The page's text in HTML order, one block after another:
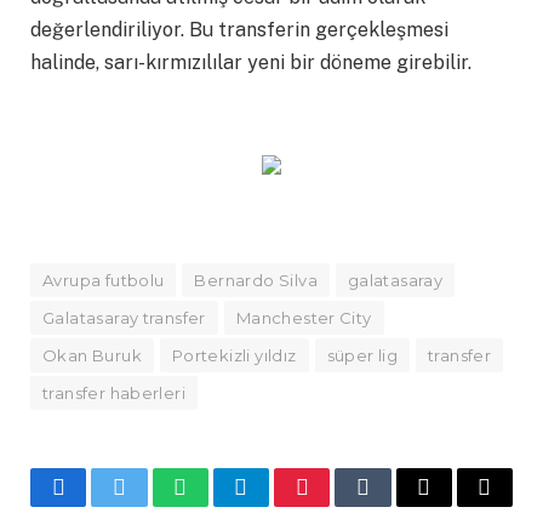
değerlendiriliyor. Bu transferin gerçekleşmesi
halinde, sarı-kırmızılılar yeni bir döneme girebilir.
Avrupa futbolu Bernardo Silva
galatasaray
Galatasaray transfer
Manchester City
Okan Buruk
Portekizli yıldız süper lig
transfer
transfer haberleri
FacebookTwitterWhatsAppTelegramPinterestTumblrE-
Copy